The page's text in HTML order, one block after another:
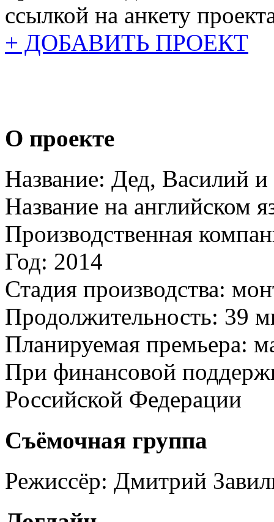
ссылкой на анкету
+ ДОБАВИТЬ ПРОЕКТ
О проекте
Название: Дед, Василий и
Название на английском
Производственная
Год: 2014
Стадия производства:
Продолжительность: 39
Планируемая премьера:
При финансовой
Российской Федерации
Съёмочная группа
Режиссёр: Дмитрий